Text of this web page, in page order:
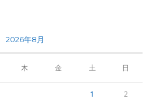
2026年8月
木 金 土 日
1 2